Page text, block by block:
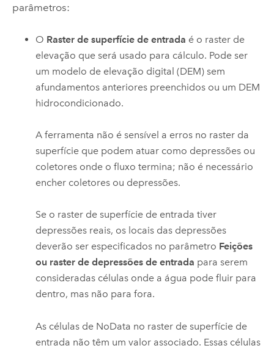
parâmetros:
O Raster de superfície de entrada é o raster de
elevação que será usado para cálculo. Pode ser
um modelo de elevação digital (DEM) sem
afundamentos anteriores preenchidos ou um DEM
hidrocondicionado.
A ferramenta não é sensível a erros no raster da
superfície que podem atuar como depressões ou
coletores onde o fluxo termina; não é necessário
encher coletores ou depressões.
Se o raster de superfície de entrada tiver
depressões reais, os locais das depressões
deverão ser especificados no parâmetro Feições
ou raster de depressões de entrada para serem
consideradas células onde a água pode fluir para
dentro, mas não para fora.
As células de NoData no raster de superfície de
entrada não têm um valor associado. Essas células